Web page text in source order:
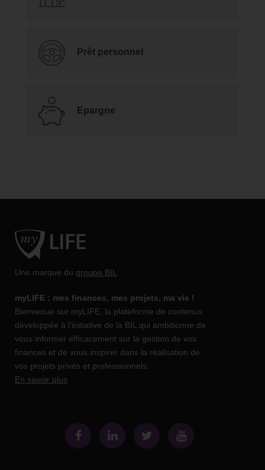
Prêt personnel
Epargne
Une marque du groupe BIL
myLIFE : mes finances, mes projets, ma vie !
Bienvenue sur myLIFE, la plateforme de contenus
développée à l’initiative de la BIL qui ambitionne de
vous informer efficacement sur la gestion de vos
finances et de vous inspirer dans la réalisation de
vos projets privés et professionnels.
En savoir plus